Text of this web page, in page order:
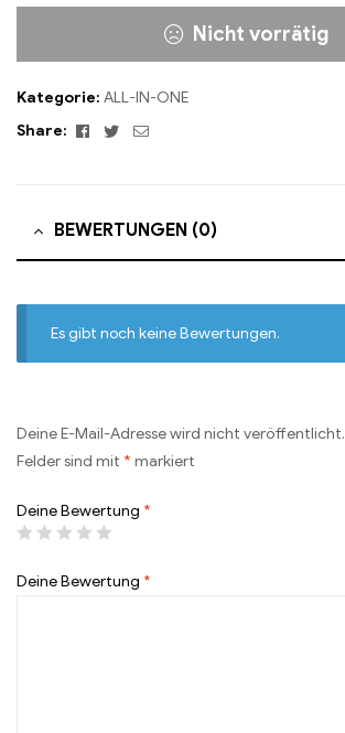
Nicht vorrätig
Kategorie: ALL-IN-ONE
Share:
Facebook
TwitterEmail
BEWERTUNGEN (0)
Es gibt noch keine Bewertungen.
Deine E-Mail-Adresse wird nicht veröffentlicht.
Felder sind mit * markiert
Deine Bewertung *
Deine Bewertung *